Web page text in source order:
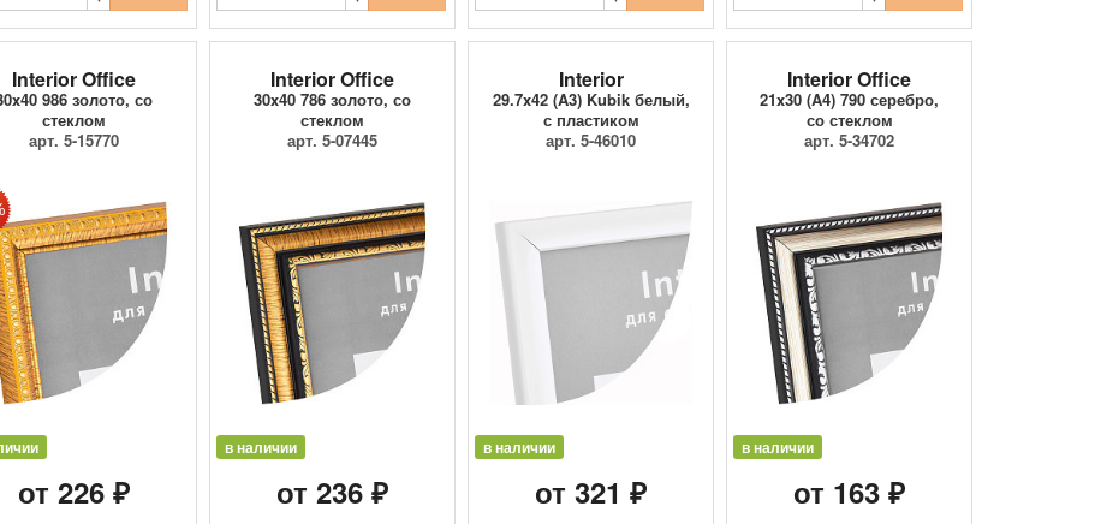
Interior Office
986 золото, со
стеклом
арт. 5-15770
от 226 ₽
Interior Office
30x40 786 золото, со
стеклом
арт. 5-07445
в наличии
от 236 ₽
Interior
29.7x42 (A3) Kubik белый,
с пластиком
арт. 5-46010
в наличии
от 321 ₽
Interior Office
21x30 (A4) 790 серебро,
со стеклом
арт. 5-34702
в наличии
от 163 ₽